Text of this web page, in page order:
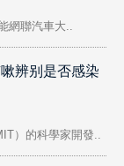
網聯汽車大..
辨别是否感染
）的科學家開發..